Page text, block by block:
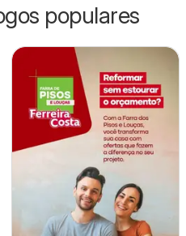
populares